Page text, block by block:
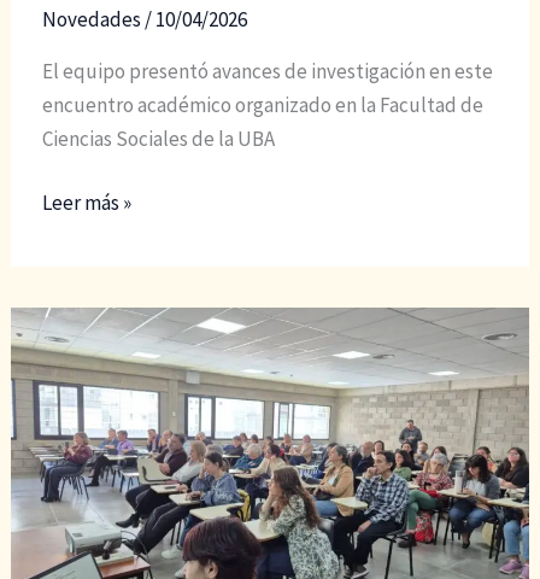
Novedades /10/04/2026
El equipo presentó avances de investigación en este
encuentro académico organizado en la Facultad de
Ciencias Sociales de la UBA
OCreAr
XIII
Jornadas
Ciencias
Sociales
y
Religión
Leer más »